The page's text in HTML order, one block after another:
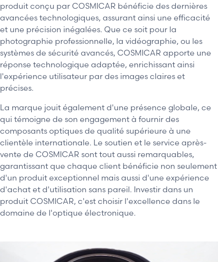
produit conçu par COSMICAR bénéficie des dernières
avancées technologiques, assurant ainsi une efficacité
et une précision inégalées. Que ce soit pour la
photographie professionnelle, la vidéographie, ou les
systèmes de sécurité avancés, COSMICAR apporte une
réponse technologique adaptée, enrichissant ainsi
l'expérience utilisateur par des images claires et
précises.
La marque jouit également d'une présence globale, ce
qui témoigne de son engagement à fournir des
composants optiques de qualité supérieure à une
clientèle internationale. Le soutien et le service après-
vente de COSMICAR sont tout aussi remarquables,
garantissant que chaque client bénéficie non seulement
d'un produit exceptionnel mais aussi d'une expérience
d'achat et d'utilisation sans pareil. Investir dans un
produit COSMICAR, c'est choisir l'excellence dans le
domaine de l'optique électronique.